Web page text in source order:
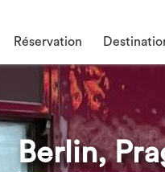
Réservation
Berlin,